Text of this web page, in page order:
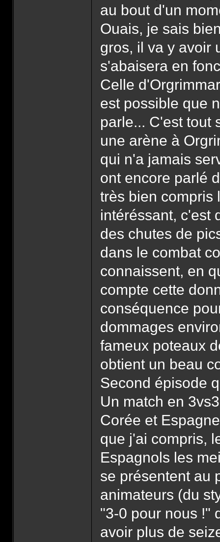
au bout d'un
Ouais, je sais
gros, il va y avoir
s'abaisera en
Celle
est possible que
parle... C'est tout
une arène à
qui n'a jamais
ont encore parlé
très bien compris
intéréssant, c'est
des chutes de
dans le combat
connaissent, en
compte cette
conséquence
dommages
fameux poteaux
obtient un beau
Second épisode
Un match en
Corée et
que j'ai compris,
Espagnols les
se présentent au
animateurs (du
"3-0 pour nous !"
avoir plus de